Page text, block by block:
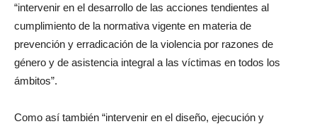
“intervenir en el desarrollo de las acciones tendientes al
cumplimiento de la normativa vigente en materia de
prevención y erradicación de la violencia por razones de
género y de asistencia integral a las víctimas en todos los
ámbitos”.
Como así también “intervenir en el diseño, ejecución y